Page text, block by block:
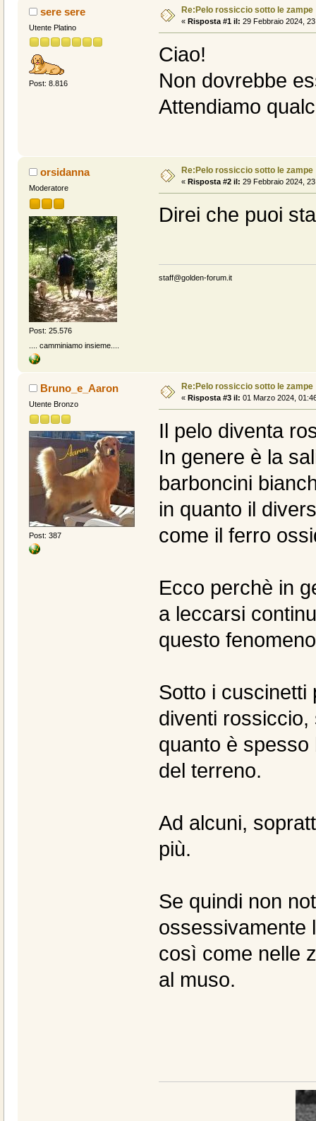
sere sere
Utente Platino
Post: 8.816
Re:Pelo rossiccio sotto le zampe
« Risposta #1 il: 29 Febbraio 2024,
Ciao!
Non dovrebbe
Attendiamo
orsidanna
Moderatore
Post: 25.576
.... camminiamo insieme....
Re:Pelo rossiccio sotto le zampe
« Risposta #2 il: 29 Febbraio 2024,
Direi che puoi
staff@golden-forum.it
Bruno_e_Aaron
Utente Bronzo
Post: 387
Re:Pelo rossiccio sotto le zampe
« Risposta #3 il: 01 Marzo 2024,
Il pelo diventa
In genere è la
barboncini
in quanto il
come il ferro
Ecco perchè in
a leccarsi
questo
Sotto i cuscinetti
diventi
quanto è
del terreno.
Ad alcuni,
più.
Se quindi non
ossessivamente
così come nelle
al muso.